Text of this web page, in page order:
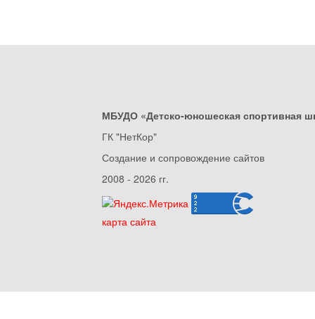
МБУДО «Детско-юношеская спортивная
ГК "НетКор"
Создание и сопровождение сайтов
2008 - 2026 гг.
карта сайта